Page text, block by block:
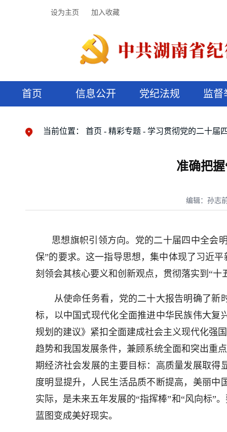
设为主页 加入收藏
首页 信息公开 党纪法规 监督
当前位置： 首页 精彩专题 学习贯彻党的二十届
准确把
编辑：孙志
思想旗帜引领方向。党的二十届四中全会
保”的要求。这一指导思想，集中体现了习近
刻领会其核心要义和创新观点，贯彻落实到“
从使命任务看，党的二十大报告明确了新
标，以中国式现代化全面推进中华民族伟大复
规划的建议》紧扣全面建成社会主义现代化强
趋势和我国发展条件，兼顾系统全面和突出重
期经济社会发展的主要目标：高质量发展取得
度明显提升，人民生活品质不断提高，美丽
实际，是未来五年发展的“指挥棒”和“风向标”
蓝图变成美好现实。